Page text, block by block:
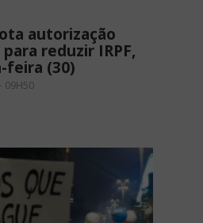
autorização
reduzir IRPF,
feira (30)
09H50